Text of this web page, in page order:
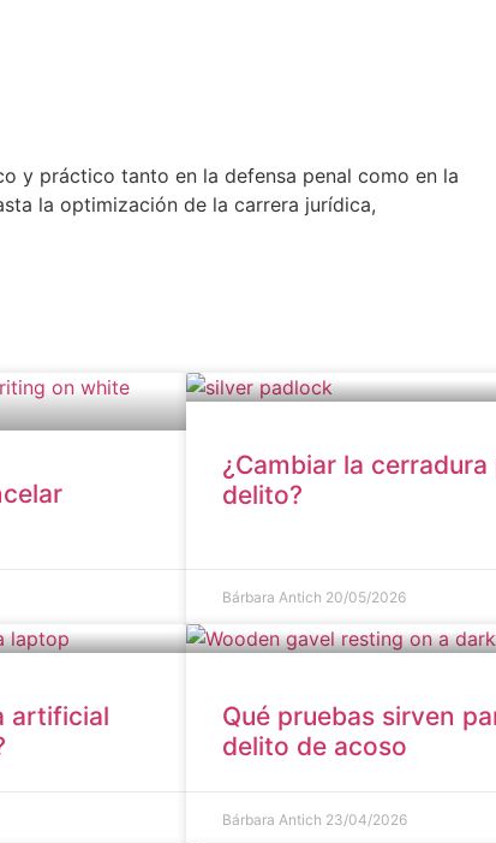
y práctico tanto en la defensa penal como en la
la optimización de la carrera jurídica,
¿Cambiar la cerradura
delito?
Bárbara Antich 20/05/2026
artificial
Qué pruebas sirven
delito de acoso
Bárbara Antich 23/04/2026